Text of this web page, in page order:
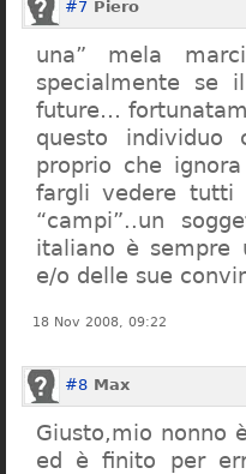
#7 Piero
una” mela
specialmente se
future…
questo individuo
proprio che
fargli vedere tutti
“campi”..un
italiano è sempre
e/o delle sue
18 Nov 2008, 09:22
#8 Max
Giusto,mio nonno
ed è finito per